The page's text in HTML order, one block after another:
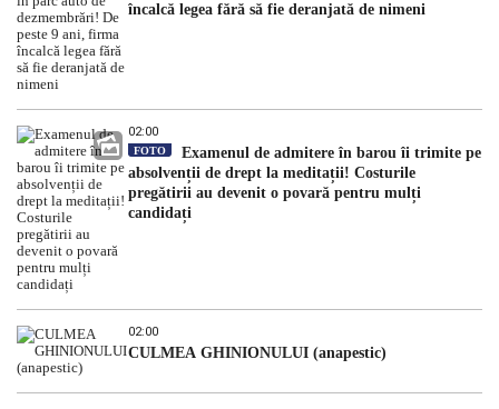
încalcă legea fără să fie deranjată de nimeni
02:00
FOTO
Examenul de admitere în barou îi trimite pe
absolvenții de drept la meditații! Costurile
pregătirii au devenit o povară pentru mulți
candidați
02:00
CULMEA GHINIONULUI (anapestic)